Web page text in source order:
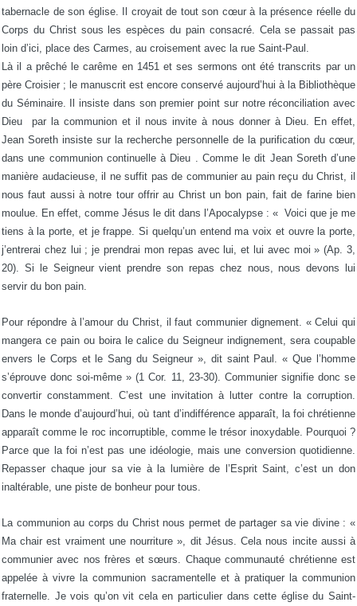
tabernacle de son église. Il croyait de tout son cœur à la présence réelle du
Corps du Christ sous les espèces du pain consacré. Cela se passait pas
loin d’ici, place des Carmes, au croisement avec la rue Saint-Paul.
Là il a prêché le carême en 1451 et ses sermons ont été transcrits par un
père Croisier ; le manuscrit est encore conservé aujourd’hui à la Bibliothèque
du Séminaire. Il insiste dans son premier point sur notre réconciliation avec
Dieu par la communion et il nous invite à nous donner à Dieu. En effet,
Jean Soreth insiste sur la recherche personnelle de la purification du cœur,
dans une communion continuelle à Dieu . Comme le dit Jean Soreth d’une
manière audacieuse, il ne suffit pas de communier au pain reçu du Christ, il
nous faut aussi à notre tour offrir au Christ un bon pain, fait de farine bien
moulue. En effet, comme Jésus le dit dans l’Apocalypse : « Voici que je me
tiens à la porte, et je frappe. Si quelqu’un entend ma voix et ouvre la porte,
j’entrerai chez lui ; je prendrai mon repas avec lui, et lui avec moi » (Ap. 3,
20). Si le Seigneur vient prendre son repas chez nous, nous devons lui
servir du bon pain.
Pour répondre à l’amour du Christ, il faut communier dignement. « Celui qui
mangera ce pain ou boira le calice du Seigneur indignement, sera coupable
envers le Corps et le Sang du Seigneur », dit saint Paul. « Que l’homme
s’éprouve donc soi-même » (1 Cor. 11, 23-30). Communier signifie donc se
convertir constamment. C’est une invitation à lutter contre la corruption.
Dans le monde d’aujourd’hui, où tant d’indifférence apparaît, la foi chrétienne
apparaît comme le roc incorruptible, comme le trésor inoxydable. Pourquoi ?
Parce que la foi n’est pas une idéologie, mais une conversion quotidienne.
Repasser chaque jour sa vie à la lumière de l’Esprit Saint, c’est un don
inaltérable, une piste de bonheur pour tous.
La communion au corps du Christ nous permet de partager sa vie divine : «
Ma chair est vraiment une nourriture », dit Jésus. Cela nous incite aussi à
communier avec nos frères et sœurs. Chaque communauté chrétienne est
appelée à vivre la communion sacramentelle et à pratiquer la communion
fraternelle. Je vois qu’on vit cela en particulier dans cette église du Saint-